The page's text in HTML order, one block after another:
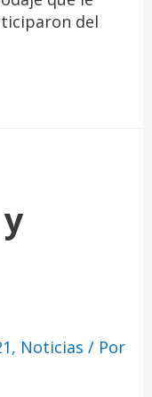
del
, Noticias / Por